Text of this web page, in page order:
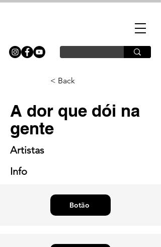
< Back
A dor que dói na
gente
Artistas
Info
Botão